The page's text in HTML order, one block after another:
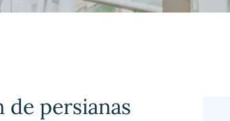
L-V 09:00 - 19:00
persianas